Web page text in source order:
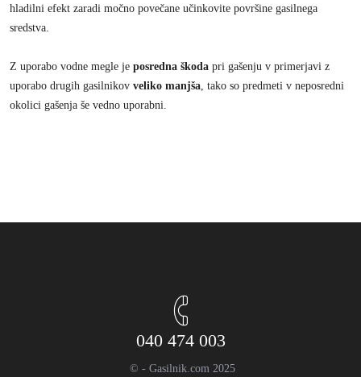
hladilni efekt zaradi močno povečane učinkovite površine gasilnega
sredstva.
Z uporabo vodne megle je posredna škoda pri gašenju v primerjavi z
uporabo drugih gasilnikov veliko manjša, tako so predmeti v neposredni
okolici gašenja še vedno uporabni.
040 474 003
© - Gasilnik.com 2025